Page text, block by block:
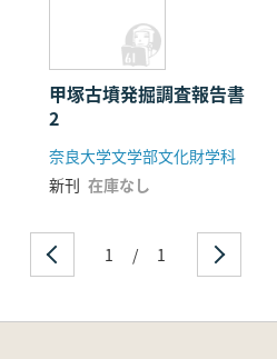
甲塚古墳発掘調査報告書
2
奈良大学文学部文化財学科
新刊 在庫なし
1 / 1